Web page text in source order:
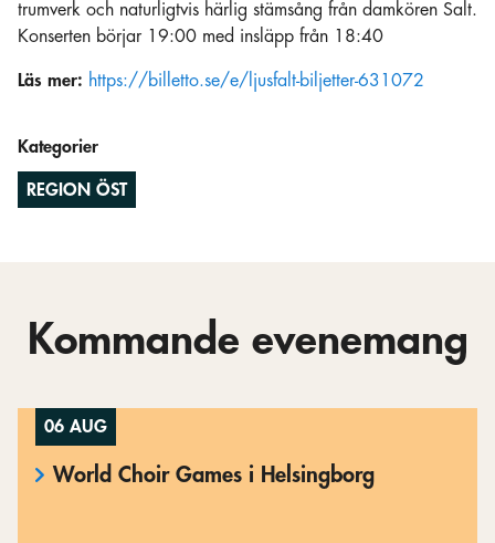
trumverk och naturligtvis härlig stämsång från damkören Salt.
Konserten börjar 19:00 med insläpp från 18:40
Läs mer: https://billetto.se/e/ljusfalt-biljetter-631072
Kategorier
REGION ÖST
Kommande evenemang
06 AUG
World Choir Games i Helsingborg